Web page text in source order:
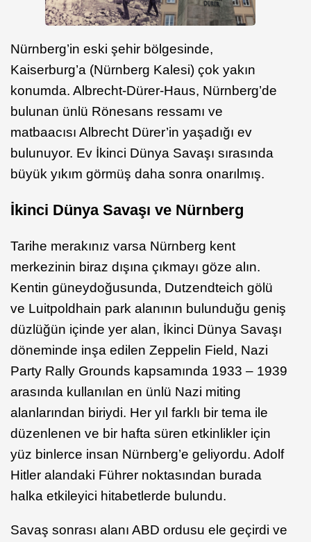
Nürnberg’in eski şehir bölgesinde,
Kaiserburg’a (Nürnberg Kalesi) çok yakın
konumda. Albrecht-Dürer-Haus, Nürnberg’de
bulunan ünlü Rönesans ressamı ve
matbaacısı Albrecht Dürer’in yaşadığı ev
bulunuyor. Ev İkinci Dünya Savaşı sırasında
büyük yıkım görmüş daha sonra onarılmış.
İkinci Dünya Savaşı ve Nürnberg
Tarihe merakınız varsa Nürnberg kent
merkezinin biraz dışına çıkmayı göze alın.
Kentin güneydoğusunda, Dutzendteich gölü
ve Luitpoldhain park alanının bulunduğu geniş
düzlüğün içinde yer alan, İkinci Dünya Savaşı
döneminde inşa edilen Zeppelin Field, Nazi
Party Rally Grounds kapsamında 1933 – 1939
arasında kullanılan en ünlü Nazi miting
alanlarından biriydi. Her yıl farklı bir tema ile
düzenlenen ve bir hafta süren etkinlikler için
yüz binlerce insan Nürnberg’e geliyordu. Adolf
Hitler alandaki Führer noktasından burada
halka etkileyici hitabetlerde bulundu.
Savaş sonrası alanı ABD ordusu ele geçirdi ve